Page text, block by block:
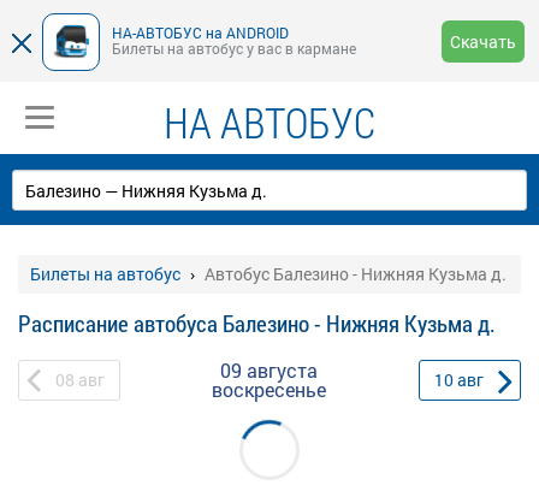
НА-АВТОБУС на ANDROID
Билеты на автобус у вас в кармане
Скачать
НА АВТОБУС
Билеты на автобус Автобус Балезино - Нижняя Кузьма д.
Расписание автобуса Балезино - Нижняя Кузьма д.
08 авг 09 августа
воскресенье 10авг